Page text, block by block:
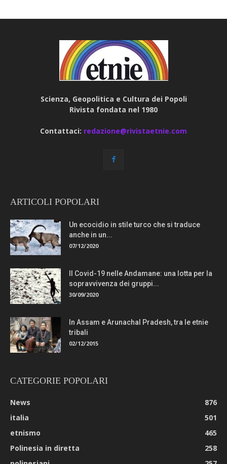
Scienza, Geopolitica e Cultura dei Popoli
Rivista fondata nel 1980
Contattaci: redazione@rivistaetnie.com
ARTICOLI POPOLARI
Un ecocidio in stile turco che si traduce
anche in un...
07/12/2020
Il Covid-19 nelle Andamane: una lotta per la
sopravvivenza dei gruppi...
30/09/2020
In Assam e Arunachal Pradesh, tra le etnie
tribali
02/12/2015
CATEGORIE POPOLARI
News
876
italia
501
etnismo
465
Polinesia in diretta
258